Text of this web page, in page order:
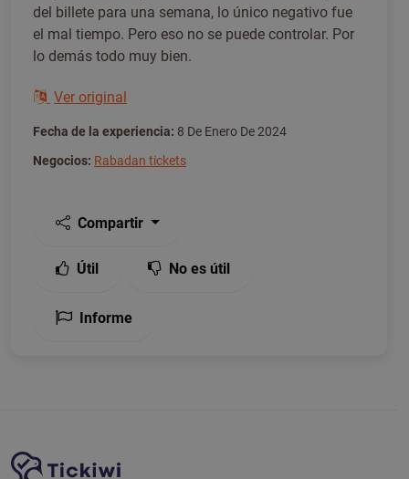
del billete para una semana, lo único negativo fue
el mal tiempo. Pero eso no se puede controlar. Por
lo demás todo muy bien.
Ver original
Fecha de la experiencia: 8 De Enero De 2024
Negocios: Rabadan tickets
Compartir
Útil No es útil
Informe
Navegación del sitio
Plataforma Tickiwi